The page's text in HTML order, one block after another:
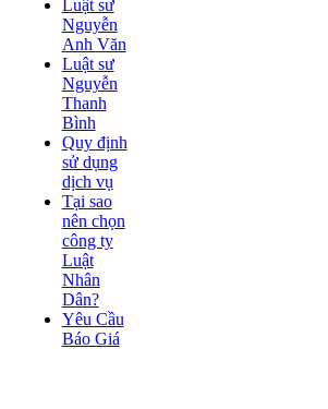
Luật sư
Nguyễn
Anh Văn
Luật sư
Nguyễn
Thanh
Bình
Quy định
sử dụng
dịch vụ
Tại sao
nên chọn
công ty
Luật
Nhân
Dân?
Yêu Cầu
Báo Giá